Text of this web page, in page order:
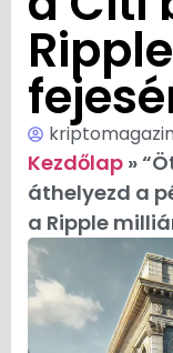
Kezdőlap »
áthelyezd a
a Ripple